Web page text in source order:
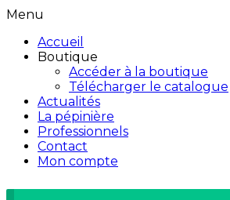
Menu
Accueil
Boutique
Accéder à la boutique
Télécharger le catalogue
Actualités
La pépinière
Professionnels
Contact
Mon compte